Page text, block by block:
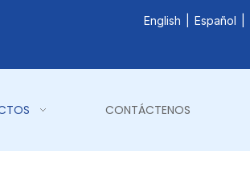
English Español
CONTÁCTENOS